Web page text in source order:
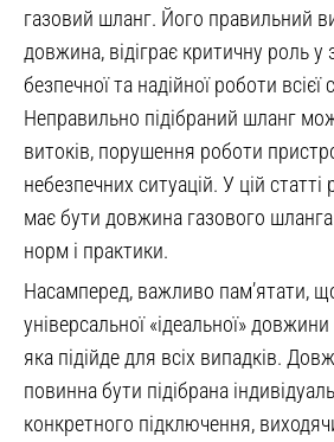
газовий шланг. Його правильний
довжина, відіграє критичну роль у
безпечної та надійної роботи всієї
Неправильно підібраний шланг
витоків, порушення роботи
небезпечних ситуацій. У цій
має бути довжина газового шланга
норм і практики.
Насамперед, важливо пам’ятати,
універсальної «ідеальної»
яка підійде для всіх випадків.
повинна бути підібрана
конкретного підключення,